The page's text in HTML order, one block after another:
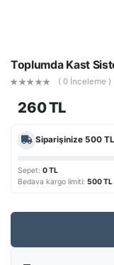
Toplumda Kast
( 0 İnceleme )
260 TL
Siparişinize 500 TL
Sepet: 0 TL
Bedava kargo limiti: 500 TL